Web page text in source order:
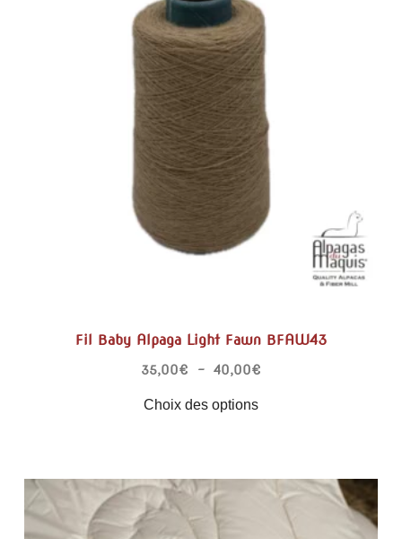
Fil Baby Alpaga Light Fawn BFAW43
35,00€ – 40,00€
Choix des options